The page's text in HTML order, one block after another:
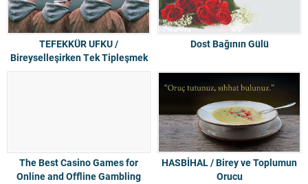
TEFEKKÜR UFKU /
Bireyselleşirken Tek Tipleşmek
Dost Bağının Gülü
The Best Casino Games for
Online and Offline Gambling
HASBİHAL / Birey ve Toplumun
Orucu